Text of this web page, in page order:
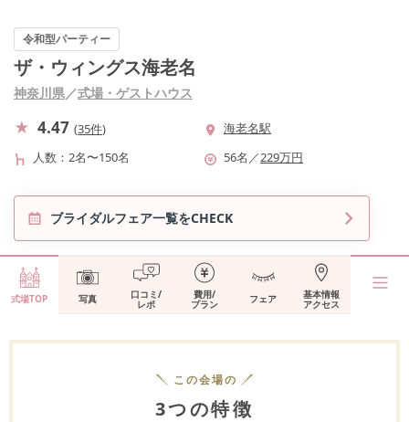
令和型パーティー
ザ・ウィングス海老名
神奈川県／式場・ゲストハウス
4.47 (35件)
海老名駅
人数
2名〜150名 56名 ／229万円
ブライダルフェア一覧をCHECK
式場TOP 写真 口コミ/
レポ
費用/
プラン フェア 基本情報
アクセス
この会場の
3つの特徴